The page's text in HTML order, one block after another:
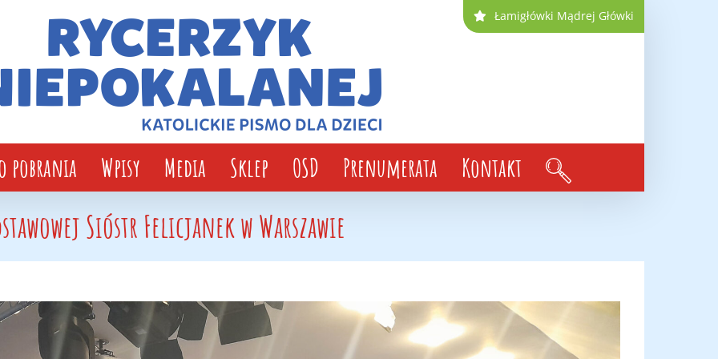
Łamigłówki Mądrej Główki
pobrania Wpisy Media Sklep OSD Prenumerata Kontakt
Sióstr Felicjanek w Warszawie